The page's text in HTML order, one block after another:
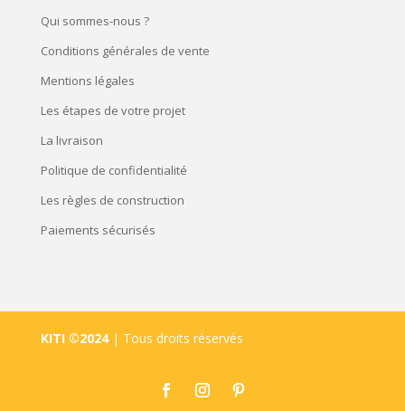
Qui sommes-nous ?
Conditions générales de vente
Mentions légales
Les étapes de votre projet
La livraison
Politique de confidentialité
Les règles de construction
Paiements sécurisés
KITI ©2024| Tous droits réservés